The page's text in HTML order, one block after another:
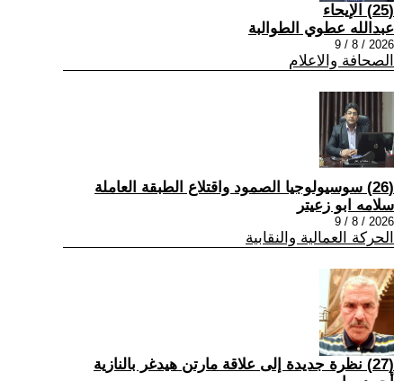
(25) الإيحاء
عبدالله عطوي الطوالبة
2026 / 8 / 9
الصحافة والاعلام
(26) سوسيولوجيا الصمود واقتلاع الطبقة العاملة
سلامه ابو زعيتر
2026 / 8 / 9
الحركة العمالية والنقابية
(27) نظرة جديدة إلى علاقة مارتن هيدغر بالنازية